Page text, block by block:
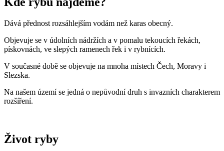
Dává přednost rozsáhlejším vodám než karas obecný.
Objevuje se v údolních nádržích a v pomalu tekoucích řekách,
pískovnách, ve slepých ramenech řek i v rybnících.
V současné době se objevuje na mnoha místech Čech, Moravy i
Slezska.
Na našem území se jedná o nepůvodní druh s invazních charakterem
rozšíření.
Život ryby